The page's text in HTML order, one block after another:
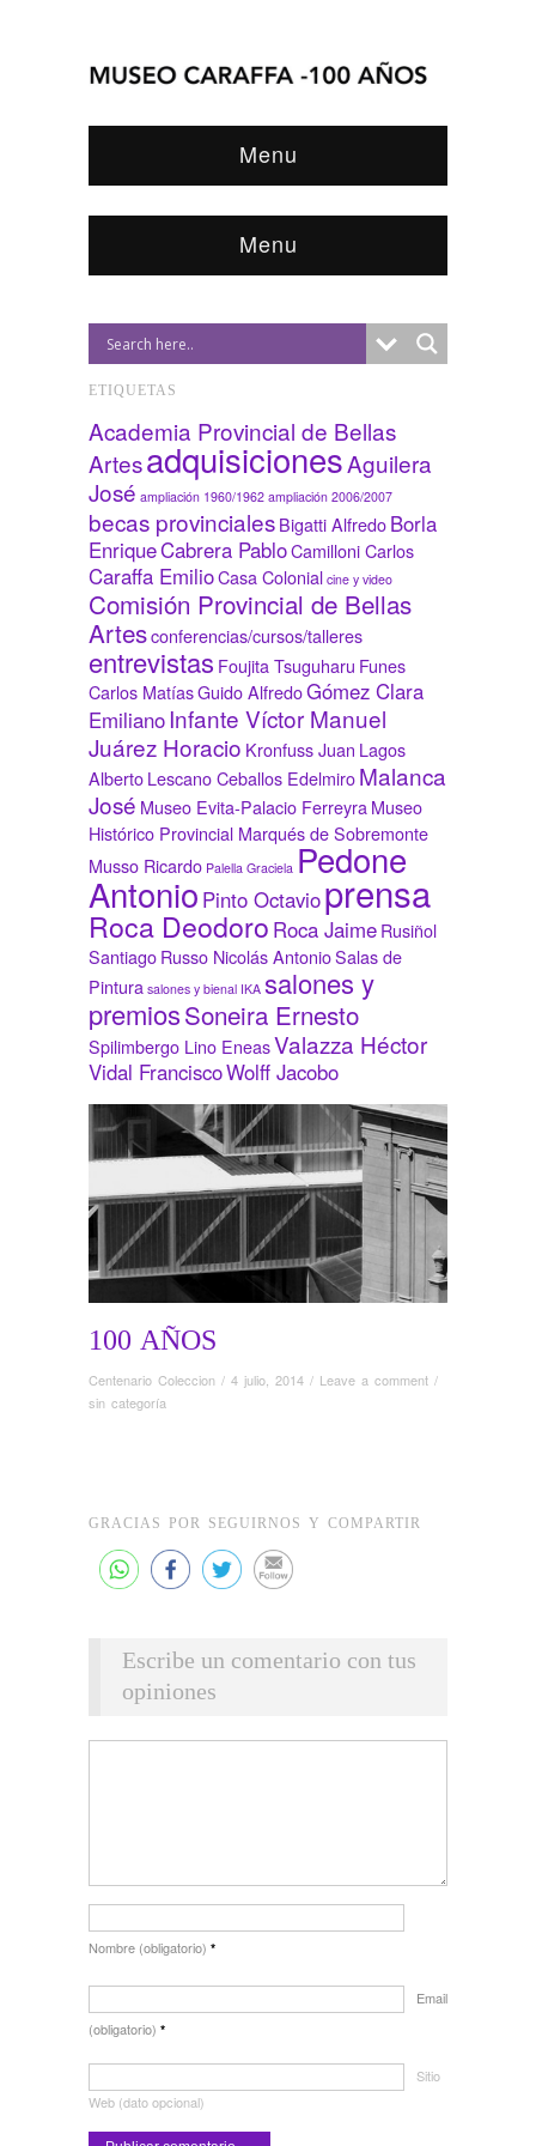
Menu
Menu
ETIQUETAS
Academia Provincial de Bellas
ArtesadquisicionesAguilera
José ampliación 1960/1962 ampliación 2006/2007
becas provincialesBigatti AlfredoBorla
EnriqueCabrera PabloCamilloni Carlos
Caraffa EmilioCasa Colonial cine y video
Comisión Provincial de Bellas
Artesconferencias/cursos/talleres
entrevistas Foujita Tsuguharu Funes
Carlos MatíasGuido AlfredoGómez Clara
EmilianoInfante Víctor Manuel
Juárez Horacio Kronfuss Juan Lagos
AlbertoLescano Ceballos EdelmiroMalanca
José Museo Evita-Palacio FerreyraMuseo
Histórico Provincial Marqués de Sobremonte
Musso Ricardo Palella Graciela Pedone
Antonio Pinto Octavioprensa
Roca Deodoro Roca JaimeRusiñol
SantiagoRusso Nicolás AntonioSalas de
Pintura salones y bienal IKA salones y
premiosSoneira Ernesto
Spilimbergo Lino EneasValazza Héctor
Vidal FranciscoWolff Jacobo
100 AÑOS
Centenario Coleccion / 4 julio, 2014 / Leave a comment /
sin categoría
GRACIAS POR SEGUIRNOS Y COMPARTIR
Escribe un comentario con tus
opiniones
Nombre (obligatorio) *
Email
(obligatorio) *
Sitio
Web (dato opcional)